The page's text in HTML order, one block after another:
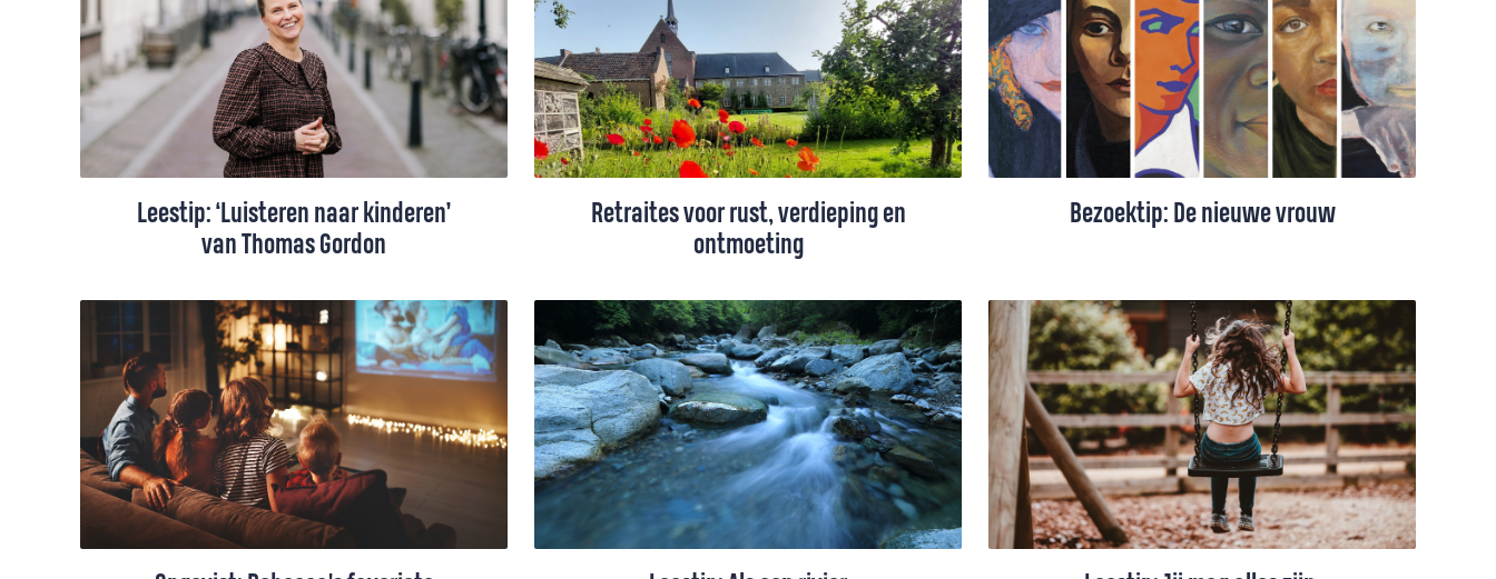
uitdaging. Je wilt je kind misschien niks
opdringen, maar wel wat meegeven om
later een keuze te kunnen maken. Eén
troost: veel ouders vinden het
ingewikkeld.
vind je een aantal prettige vormen van
mediteren voor vlak voor het slapen
gaan die mij dan kunnen helpen.
wonder moet ‘bewijzen’.
Leestip: ‘Luisteren naar kinderen’
van Thomas Gordon
Rebecca Schoon las ‘Luisteren naar
kinderen’ van Thomas Gordon. Het boek
hielp haar om meer vertrouwen te krijgen
in het opvoeden van haar zoons.
Retraites voor rust, verdieping en
ontmoeting
Minstens eenmaal per jaar bezoek ik een
klooster. De ene keer ga ik alleen en ben
ik er volledig in stilte, de andere keer
kies ik voor een groepsretraite. Zo’n
groepsretraite biedt een mooie
combinatie van ‘samen’ en ‘tot jezelf
komen’.
Bezoektip: De nieuwe vrouw
Rebecca Schoon zag de expositie ‘De
nieuwe vrouw’ in museum Singer Laren.
Een expositie die je wat haar betreft niet
mag missen.